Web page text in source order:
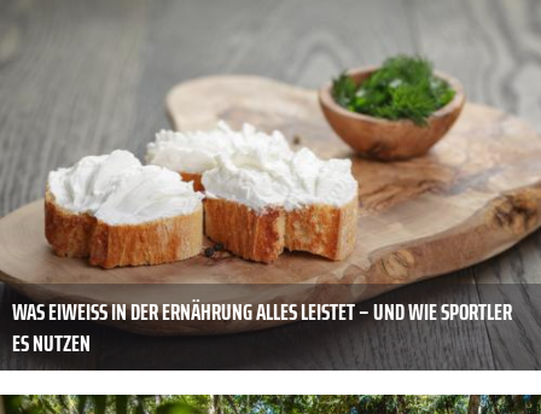
WAS EIWEISS IN DER ERNÄHRUNG ALLES LEISTET – UND WIE SPORTLER E
S NUTZEN